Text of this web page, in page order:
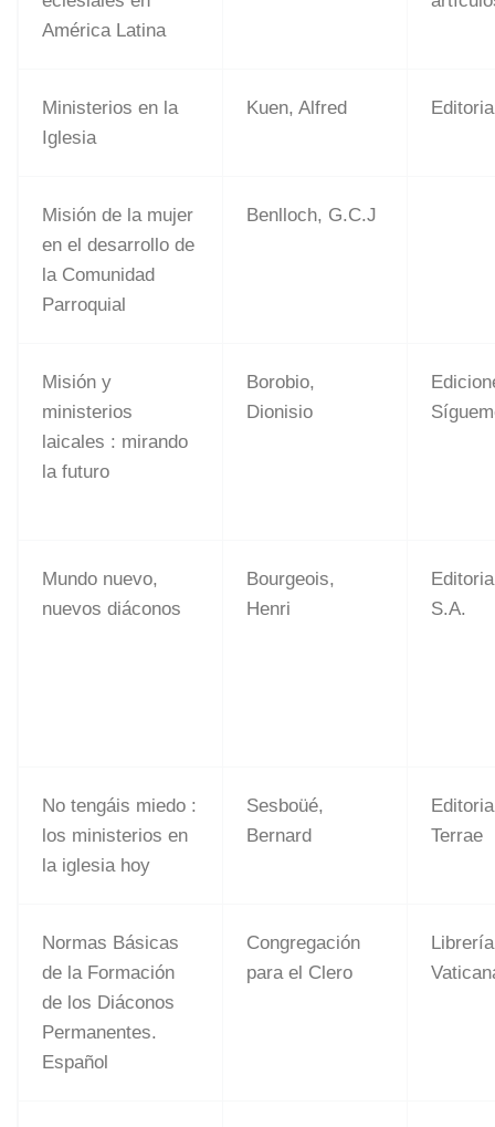
América Latina
Ministerios en la
Iglesia
Kuen, Alfred
Misión de la mujer
en el desarrollo de
la Comunidad
Parroquial
Benlloch, G.C.J
Misión y
ministerios
laicales : mirando
la futuro
Borobio,
Dionisio
Mundo nuevo,
nuevos diáconos
Bourgeois,
Henri
S.A.
No tengáis miedo :
los ministerios en
la iglesia hoy
Sesboüé,
Bernard
Terrae
Normas Básicas
de la Formación
de los Diáconos
Permanentes.
Español
Congregación
para el Clero